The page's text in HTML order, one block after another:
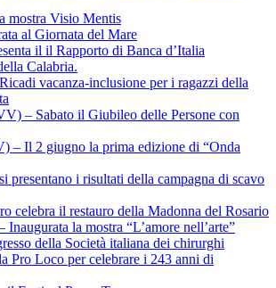
mostra Visio Mentis
al Giornata del Mare
il il Rapporto di Banca d’Italia
Calabria.
vacanza-inclusione per i ragazzi della
– Sabato il Giubileo delle Persone con
– Il 2 giugno la prima edizione di “Onda
presentano i risultati della campagna di scavo
celebra il restauro della Madonna del Rosario
la mostra “L’amore nell’arte”
della Società italiana dei chirurghi
Pro Loco per celebrare i 243 anni di